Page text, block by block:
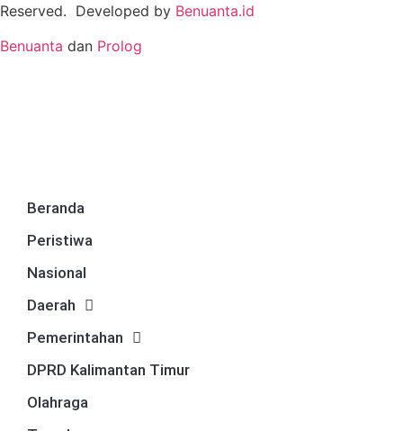
Reserved. Developed by Benuanta.id
Benuanta dan Prolog
Beranda
Peristiwa
Nasional
Daerah
Pemerintahan
DPRD Kalimantan Timur
Olahraga